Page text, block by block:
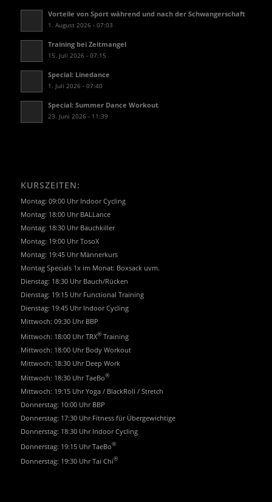
Vorteile von Sport während und nach der Schwangerschaft
1. August 2026 - 07:03
Training bei Zeitmangel
15. Juli 2026 - 07:15
Special: Linedance
1. Juli 2026 - 07:40
Special: Summer Dance Workout
23. Juni 2026 - 11:39
KURSZEITEN:
Montag: 09:00 Uhr Indoor Cycling
Montag: 18:00 Uhr BALLance
Montag: 18:30 Uhr Bauchkiller
Montag: 19:00 Uhr TosoX
Montag: 19:45 Uhr Männerkurs
Montag Specials 1x im Monat: Boxsack uvm.
Dienstag: 18:30 Uhr Bauch/Rücken
Dienstag: 19:15 Uhr Functional Training
Dienstag: 19:45 Uhr Indoor Cycling
Mittwoch: 09:30 Uhr BBP
Mittwoch: 18:00 Uhr TRX®Training
Mittwoch: 18:00 Uhr Body Workout
Mittwoch: 18:30 Uhr Deep Work
Mittwoch: 18:30 Uhr TaeBo®
Mittwoch: 19:15 Uhr Yoga / BlackRoll / Stretch
Donnerstag: 10:00 Uhr BBP
Donnerstag: 17:30 Uhr Fitness für Übergewichtige
Donnerstag: 18:30 Uhr Indoor Cycling
Donnerstag: 19:15 Uhr TaeBo®
Donnerstag: 19:30 Uhr Tai Chi®